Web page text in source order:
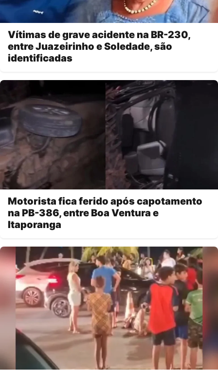
Vítimas de grave acidente na BR-230,
entre Juazeirinho e Soledade, são
identificadas
Motorista fica ferido após capotamento
na PB-386, entre Boa Ventura e
Itaporanga